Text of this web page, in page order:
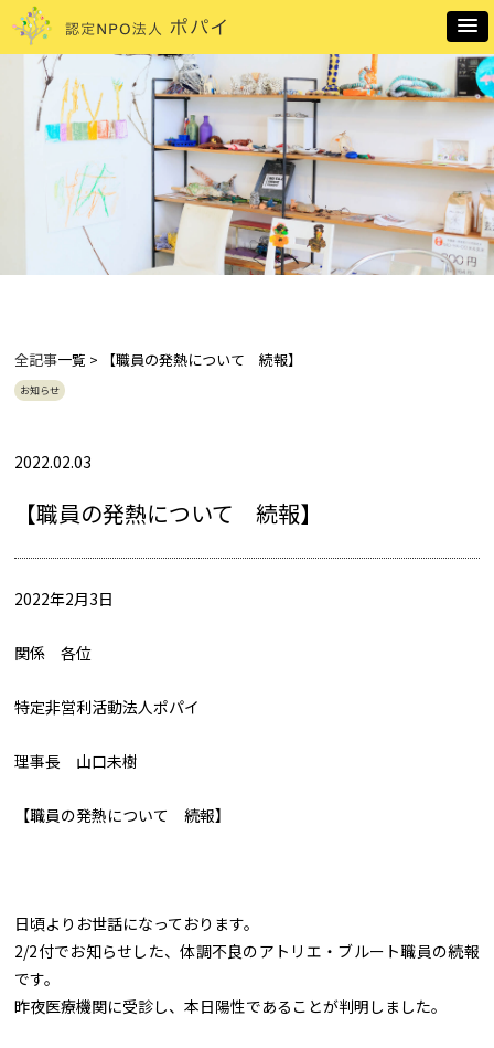
全記事一覧 > 【職員の発熱について 続報】
お知らせ
2022.02.03
【職員の発熱について 続報】
2022年2月3日
関係 各位
特定非営利活動法人ポパイ
理事長 山口未樹
【職員の発熱について 続報】
日頃よりお世話になっております。
2/2付でお知らせした、体調不良のアトリエ・ブルート職員の続報
です。
昨夜医療機関に受診し、本日陽性であることが判明しました。